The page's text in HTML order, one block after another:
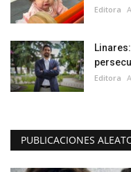
Editora
Editora
PUBLICACIONES